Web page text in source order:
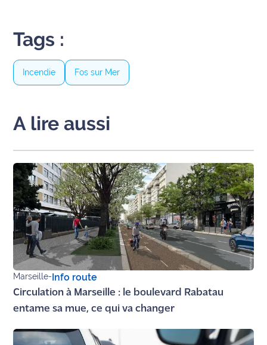
Loisirs
Météo
Santé
Transport
National
International
Défense
Municipales
2026
Partenaires
Tags :
Incendie Fos sur Mer
A lire aussi
Marseille-Info route
Circulation à Marseille : le boulevard Rabatau
entame sa mue, ce qui va changer